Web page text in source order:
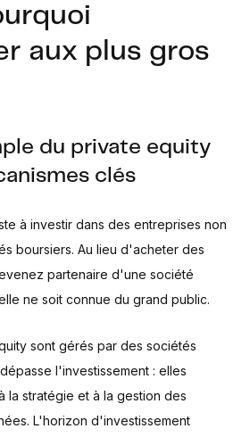
aux plus gros
du private equity
clés
à investir dans des entreprises non
boursiers. Au lieu d'acheter des
partenaire d'une société
ne soit connue du grand public.
sont gérés par des sociétés
l'investissement : elles
la stratégie et à la gestion des
L'horizon d'investissement